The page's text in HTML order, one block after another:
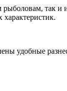
так
удобные